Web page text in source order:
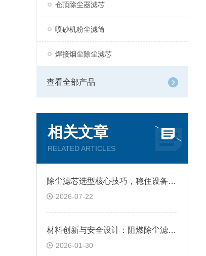
仓顶除尘器滤芯
喷砂机粉尘滤筒
焊接烟尘除尘滤芯
查看全部产品
相关文章
RELATED ARTICLES
除尘滤芯选型核心技巧，稳住设备除尘工况
2026-07-22
材料创新与安全设计：阻燃除尘滤筒技术原理及跨行业应用深析
2026-01-30